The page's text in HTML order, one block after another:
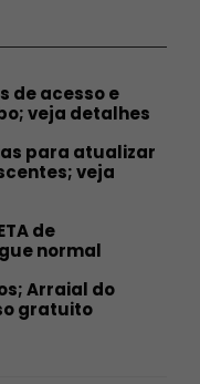
de acesso e
veja detalhes
para atualizar
veja
de
normal
Arraial do
gratuito